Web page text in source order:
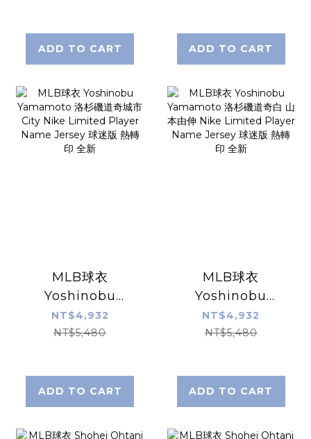
迷版 熱轉印 全新
ADD TO CART ADD TO CART
MLB球衣
Yoshinobu
Yamamoto 洛杉
磯道奇城市 City
Jersey 球迷版 熱
轉印 全新
NT$4,932
NT$5,480
ADD TO CART
MLB球衣
Yoshinobu
Yamamoto 洛杉
磯道奇白 山本由伸
Jersey 球迷版 熱
轉印 全新
NT$4,932
NT$5,480
ADD TO CART